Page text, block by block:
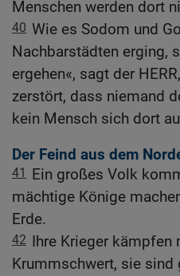
Menschen werden dort
40 Wie es Sodom und
Nachbarstädten erging,
ergehen«, sagt der
zerstört, dass niemand
kein Mensch sich dort
Der Feind aus dem
41
Ein großes Volk
mächtige Könige
Erde.
42 Ihre Krieger kämpfen
Krummschwert, sie sind